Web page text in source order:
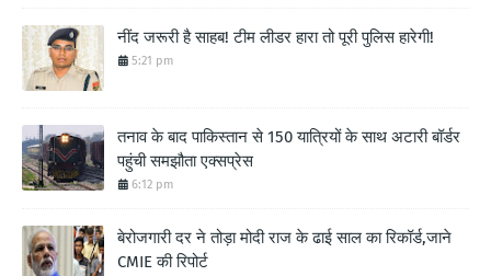
नींद जरूरी है साहब! टीम लीडर हारा तो पूरी पुलिस हारेगी!
5:21 pm
तनाव के बाद पाकिस्तान से 150 यात्रियों के साथ अटारी बॉर्डर
पहुंची समझौता एक्सप्रेस
6:12 pm
बेरोजगारी दर ने तोड़ा मोदी राज के ढाई साल का रिकॉर्ड,जाने
CMIE की रिपोर्ट